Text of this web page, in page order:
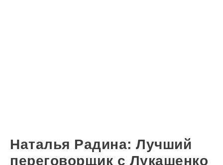
Наталья Радина: Лучший
переговорщик с Лукашенко